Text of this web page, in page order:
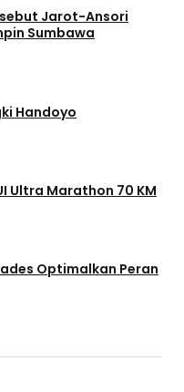
Sumbawa
Handoyo
Ultra Marathon 70 KM
Optimalkan Peran